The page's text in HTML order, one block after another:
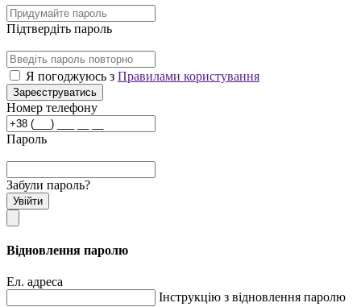
Підтвердіть пароль
Я погоджуюсь з Правилами користування
Зареєструватись
Номер телефону
Пароль
Забули пароль?
Увійти
Відновлення паролю
Ел. адреса
Інструкцію з відновлення паролю